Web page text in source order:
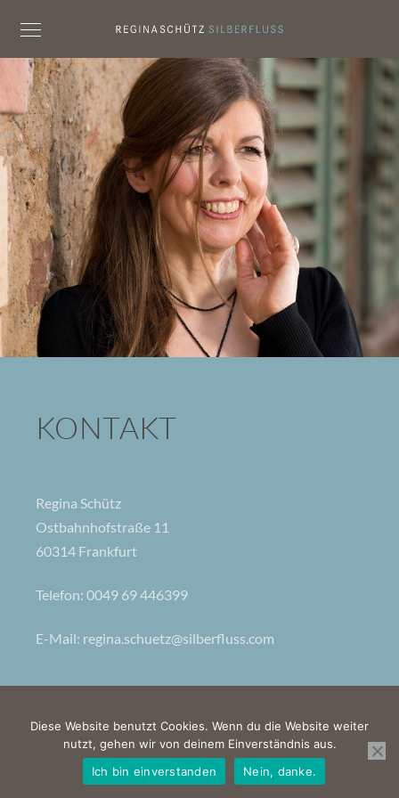
KONTAKT
Regina Schütz
Ostbahnhofstraße 11
60314 Frankfurt
Telefon: 0049 69 446399
E-Mail: regina.schuetz@silberfluss.com
Haftungsausschluss
© 2022
Diese Website benutzt Cookies. Wenn du die Website weiter
nutzt, gehen wir von deinem Einverständnis aus.
Ich bin einverstanden
Nein, danke.